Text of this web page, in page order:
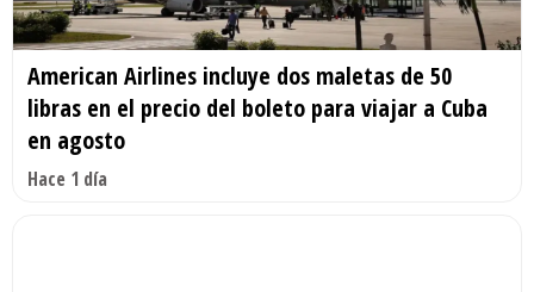
American Airlines incluye dos maletas de 50
libras en el precio del boleto para viajar a Cuba
en agosto
Hace 1 día